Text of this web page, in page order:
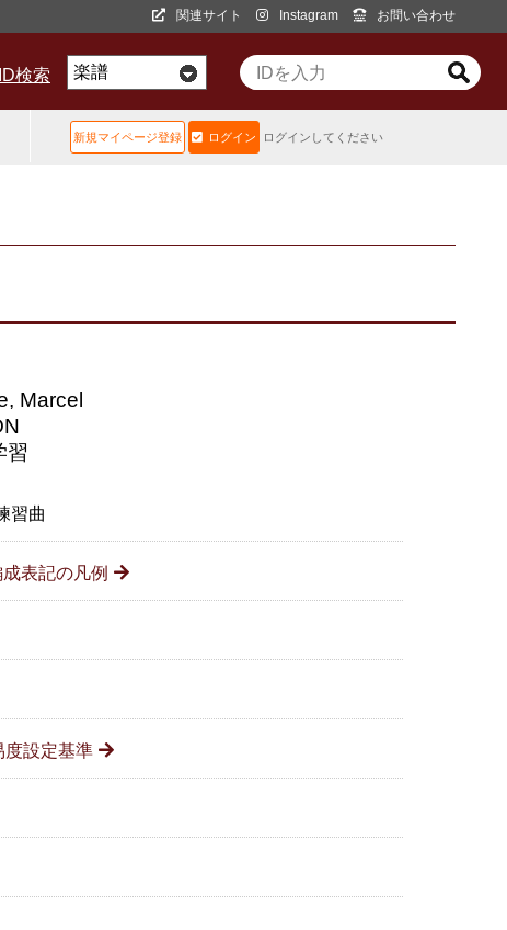
関連サイト Instagram お問い合わせ
検索
新規マイページ登録 ログイン ログインしてください
Marcel
習
習曲
表記の凡例
度設定基準